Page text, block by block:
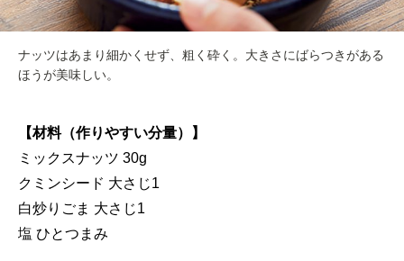
ナッツはあまり細かくせず、粗く砕く。大きさにばらつきがある
ほうが美味しい。
【材料（作りやすい分量）】
ミックスナッツ 30g
クミンシード 大さじ1
白炒りごま 大さじ1
塩 ひとつまみ